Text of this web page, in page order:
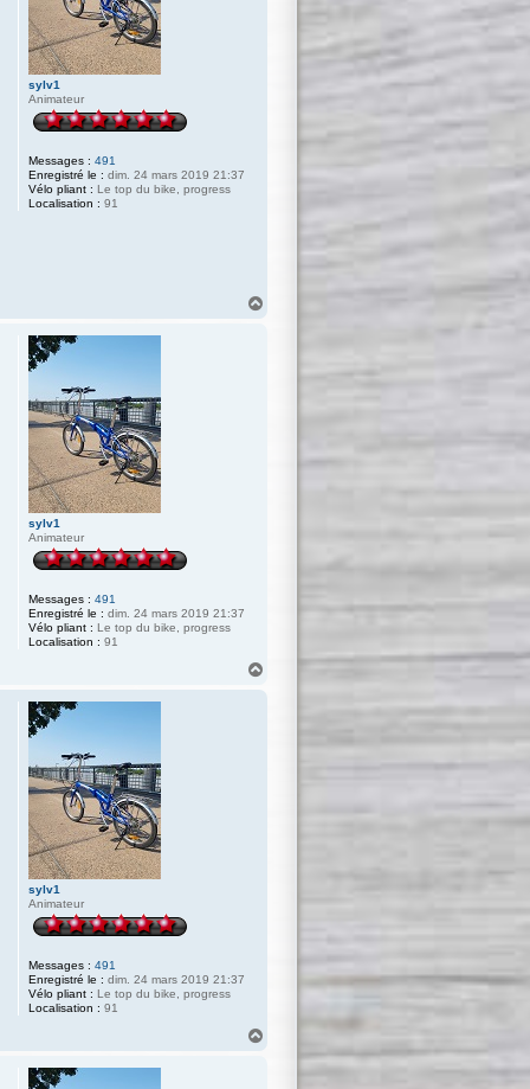
sylv1
Animateur
Messages : 491
Enregistré le : dim. 24 mars 2019 21:37
Vélo pliant : Le top du bike, progress
Localisation : 91
sylv1
Animateur
Messages : 491
Enregistré le : dim. 24 mars 2019 21:37
Vélo pliant : Le top du bike, progress
Localisation : 91
sylv1
Animateur
Messages : 491
Enregistré le : dim. 24 mars 2019 21:37
Vélo pliant : Le top du bike, progress
Localisation : 91